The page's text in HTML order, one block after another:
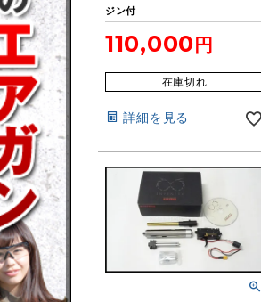
ジン付
110,000
在庫切れ
詳細を見る